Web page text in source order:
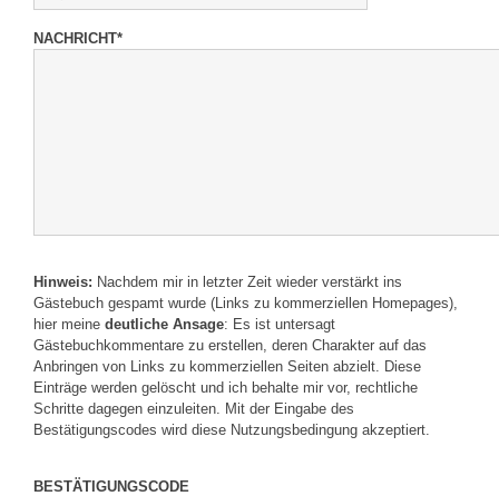
NACHRICHT*
Hinweis: Nachdem mir in letzter Zeit wieder verstärkt ins
Gästebuch gespamt wurde (Links zu kommerziellen Homepages),
hier meine deutliche Ansage: Es ist untersagt
Gästebuchkommentare zu erstellen, deren Charakter auf das
Anbringen von Links zu kommerziellen Seiten abzielt. Diese
Einträge werden gelöscht und ich behalte mir vor, rechtliche
Schritte dagegen einzuleiten. Mit der Eingabe des
Bestätigungscodes wird diese Nutzungsbedingung akzeptiert.
BESTÄTIGUNGSCODE